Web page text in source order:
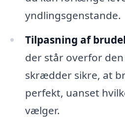
yndlingsgenstande.
Tilpasning af
der står overfor
skrædder sikre, at
perfekt, uanset
vælger.